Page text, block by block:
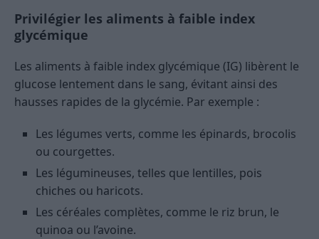
Privilégier les aliments à faible index
glycémique
Les aliments à faible index glycémique (IG) libèrent le
glucose lentement dans le sang, évitant ainsi des
hausses rapides de la glycémie. Par exemple :
Les légumes verts, comme les épinards, brocolis
ou courgettes.
Les légumineuses, telles que lentilles, pois
chiches ou haricots.
Les céréales complètes, comme le riz brun, le
quinoa ou l’avoine.